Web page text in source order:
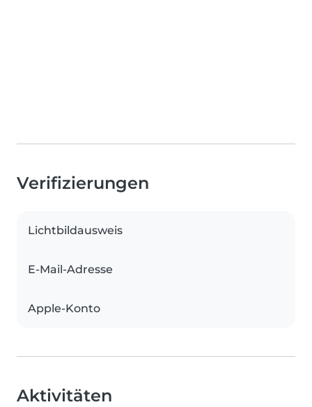
Verifizierungen
Lichtbildausweis
E-Mail-Adresse
Apple-Konto
Aktivitäten